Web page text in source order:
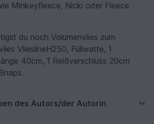
Minkeyfleece, Nicki oder Fleece
du noch Volumenvlies zum
VlieslineH250, Füllwatte, 1
40cm, 1 Reißverschluss 20cm
des Autors/der Autorin